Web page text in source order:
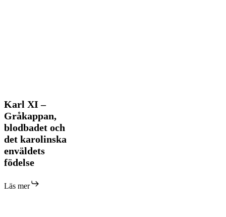
Karl
XI
–
Gråkappan,
blodbadet
och
det
karolinska
födelse
Karl XI –
Gråkappan,
blodbadet och
det karolinska
enväldets
födelse
Läs mer